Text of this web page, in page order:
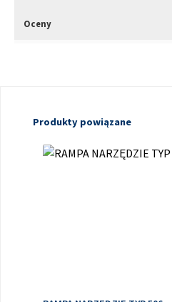
Oceny
Pomiń galerię produktów
Produkty powiązane